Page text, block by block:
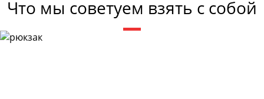
Что мы советуем взять с собой